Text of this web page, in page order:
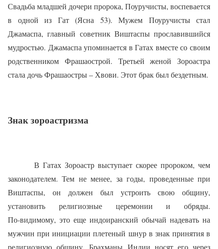
Свадьба младшей дочери пророка, Поуручисты, воспевается
в одной из Гат (Ясна 53). Мужем Поуручисты стал
Джамаспа, главный советник Виштаспы прославившийся
мудростью. Джамаспа упоминается в Гатах вместе со своим
родственником Фрашаострой. Третьей женой Зороастра
стала дочь Фрашаостры – Хвови. Этот брак был бездетным.
Знак зороастризма
В Гатах Зороастр выступает скорее пророком, чем
законодателем. Тем не менее, за годы, проведенные при
Виштаспы, он должен был устроить свою общину,
установить религиозные церемонии и обряды.
По‑видимому, это еще индоиранский обычай надевать на
мужчин при инициации плетеный шнур в знак принятия в